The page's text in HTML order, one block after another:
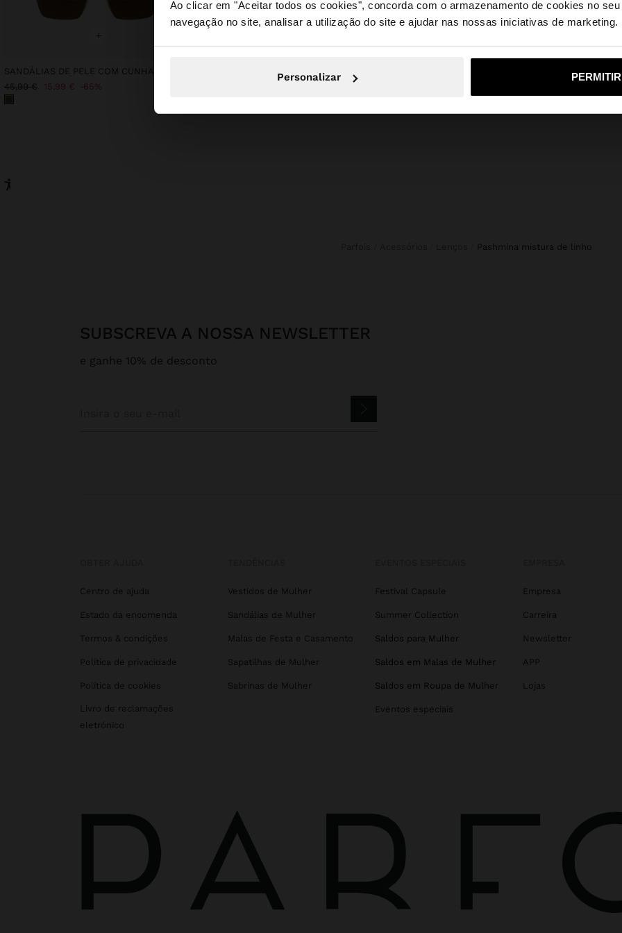
Ao clicar em "Aceitar todos os cookies", concorda com o armazenamento de cookies no
navegação no site, analisar a utilização do site e ajudar nas nossas iniciativas de marketing.
Personalizar
Está a aceder ao site a partir de Portugal. Deseja navegar no nosso site
Sim,
+
45,99 € 15,99 € 65%
SAIA MISTURA DE SEDA COM BORLAS
pashmina mistura de linho
SUBSCREVA A NOSSA NEWSLETTER
e ganhe 10% de desconto
Centro de ajuda
Estado da encomenda
Termos & condições
Política de privacidade
Política de cookies
Livro de reclamações
eletrónico
Vestidos de Mulher
Sandálias de Mulher
Malas de Festa e Casamento
Sapatilhas de Mulher
Sabrinas de Mulher
Festival Capsule
Summer Collection
Saldos para Mulher
Saldos em Malas de Mulher
Saldos em Roupa de Mulher
Eventos especiais
Empresa
Carreira
Newsletter
APP
Lojas